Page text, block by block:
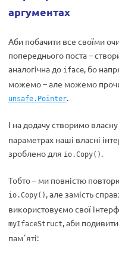
аргументах
Аби побачити все своїми
попереднього поста –
аналогічна до iface, бо
можемо – але можемо
unsafe.Pointer.
І на додачу створимо
параметрах наші власні
зроблено для io.Copy() .
Тобто – ми повністю
io.Copy() , але замість
використовуємо свої
myIfaceStruct, аби
памʼяті: